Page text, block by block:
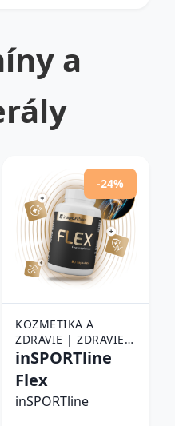
a
-24%
KOZMETIKA A
ZDRAVIE | ZDRAVIE |
LIEKY, VITAMÍNY A
DOPLNKY |
VITAMÍNY A
MINERÁLY
inSPORTline
Flex
inSPORTline